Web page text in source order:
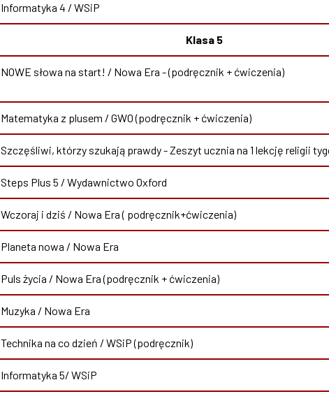
Informatyka 4 / WSiP
Klasa 5
NOWE słowa na start! / Nowa Era - (podręcznik + ćwiczenia)
Matematyka z plusem / GWO (podręcznik + ćwiczenia)
Szczęśliwi, którzy szukają prawdy - Zeszyt ucznia na 1 lekcję religii
Steps Plus 5 / Wydawnictwo Oxford
Wczoraj i dziś / Nowa Era ( podręcznik+ćwiczenia)
Planeta nowa / Nowa Era
Puls życia / Nowa Era (podręcznik + ćwiczenia)
Muzyka / Nowa Era
Technika na co dzień / WSiP (podręcznik)
Informatyka 5/ WSiP